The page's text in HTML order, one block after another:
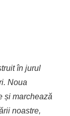
în jurul
Noua
și marchează
noastre,